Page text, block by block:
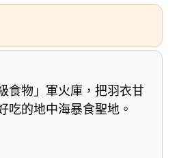
食物」軍火庫，把羽衣甘
吃的地中海暴食聖地。